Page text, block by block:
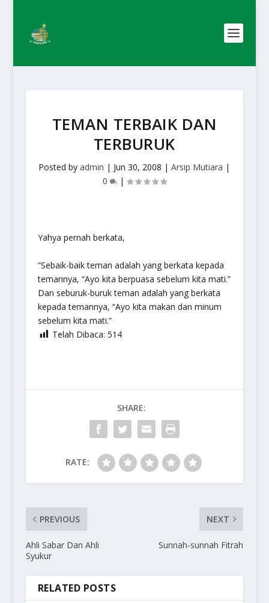
TEMAN TERBAIK DAN
TERBURUK
Posted byadmin | Jun 30, 2008 |Arsip Mutiara |
0
|
Yahya pernah berkata,
“Sebaik-baik teman adalah yang berkata kepada
temannya, “Ayo kita berpuasa sebelum kita mati.”
Dan seburuk-buruk teman adalah yang berkata
kepada temannya, “Ayo kita makan dan minum
sebelum kita mati.”
Telah Dibaca: 514
SHARE:
RATE:
PREVIOUS
Ahli Sabar Dan Ahli
Syukur
NEXT
Sunnah-sunnah Fitrah
RELATED POSTS